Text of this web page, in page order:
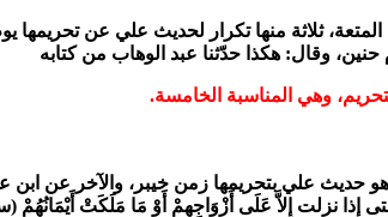
ثلاثة منها تكرار لحديث علي عن
وقال: هكذا حدّثنا عبد الوهاب من كتابه
وهي المناسبة الخامسة.
حديث علي بتحريمها زمن خيبر، والآخر عن ابن
أَوْ مَا مَلَكَتْ أَيْمَانُهُمْ (سورة المؤمنون 23: 6) قال ابن عباس : فكل